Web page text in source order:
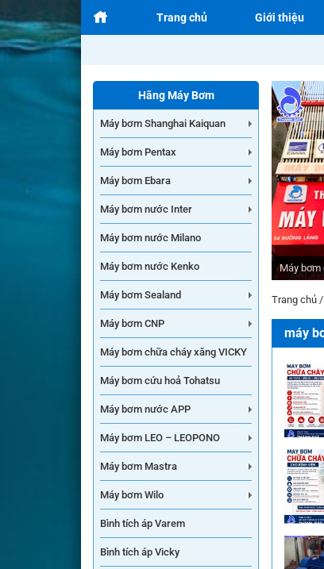
Trang chủ Giới thiệu
Hãng Máy Bơm
Máy bơm Shanghai Kaiquan
Máy bơm Pentax
Máy bơm Ebara
Máy bơm nước Inter
Máy bơm nước Milano
Máy bơm nước Kenko
Máy bơm Sealand
Máy bơm CNP
Máy bơm chữa cháy xăng VICKY
Máy bơm cứu hoả Tohatsu
Máy bơm nước APP
Máy bơm LEO – LEOPONO
Máy bơm Mastra
Máy bơm Wilo
Bình tích áp Varem
Bình tích áp Vicky
Máy bơm
Trang chủ /
máy